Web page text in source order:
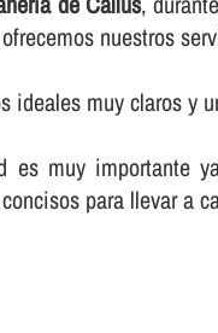
nuestros
ideales muy claros y
es muy importante
para llevar a